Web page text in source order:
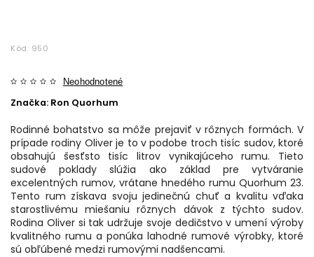
Kód: 950
Neohodnotené
Značka: Ron Quorhum
Rodinné bohatstvo sa môže prejaviť v rôznych formách. V
prípade rodiny Oliver je to v podobe troch tisíc sudov, ktoré
obsahujú šesťsto tisíc litrov vynikajúceho rumu. Tieto
sudové poklady slúžia ako základ pre vytváranie
excelentných rumov, vrátane hnedého rumu Quorhum 23.
Tento rum získava svoju jedinečnú chuť a kvalitu vďaka
starostlivému miešaniu rôznych dávok z týchto sudov.
Rodina Oliver si tak udržuje svoje dedičstvo v umení výroby
kvalitného rumu a ponúka lahodné rumové výrobky, ktoré
sú obľúbené medzi rumovými nadšencami.